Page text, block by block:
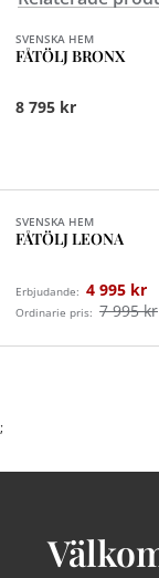
SVENSKA HEM
FÅTÖLJ BRONX
8 795 kr
SVENSKA HEM
FÅTÖLJ LEONA
Erbjudande: 4 995 kr
Ordinarie pris: 7 995 kr
;